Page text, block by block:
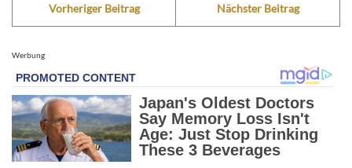
Vorheriger Beitrag Nächster Beitrag
Werbung